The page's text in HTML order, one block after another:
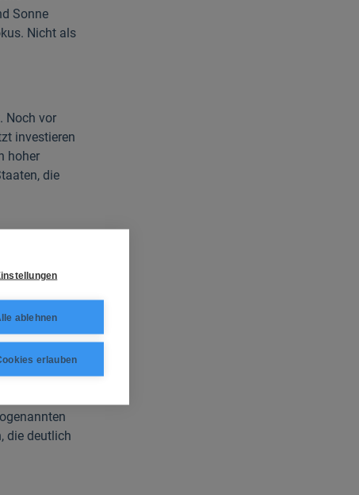
Sonne
Nicht als
Noch vor
investieren
hoher
die
Mengen
die deutlich
ablehnen
erlauben